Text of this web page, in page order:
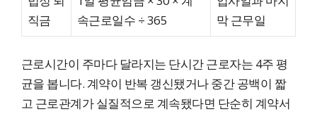
직금
속근로일수 ÷ 365
막 근무일
근로시간이 주마다 달라지는 단시간 근로자는 4주 평
균을 봅니다. 계약이 반복 갱신됐거나 중간 공백이 짧
고 근로관계가 실질적으로 계속됐다면 단순히 계약서